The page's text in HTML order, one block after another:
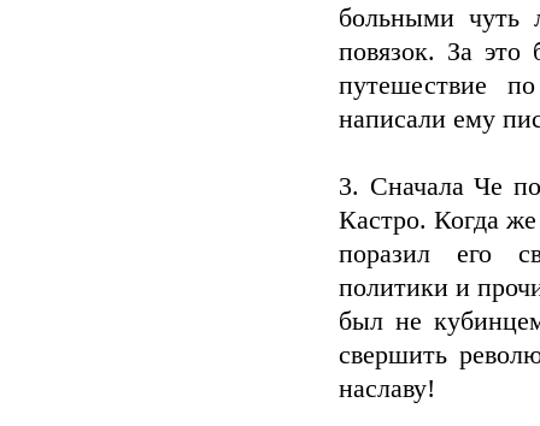
больными чуть
повязок. За
путешествие
написали ему
3. Сначала Че
Кастро. Когда
поразил его
политики и
был не
свершить
наславу!